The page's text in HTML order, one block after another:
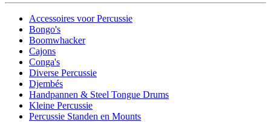
Accessoires voor Percussie
Bongo's
Boomwhacker
Cajons
Conga's
Diverse Percussie
Djembés
Handpannen & Steel Tongue Drums
Kleine Percussie
Percussie Standen en Mounts